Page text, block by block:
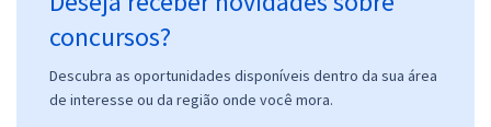
concursos?
Descubra as oportunidades disponíveis dentro da sua área
de interesse ou da região onde você mora.